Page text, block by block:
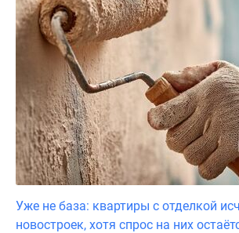
Уже не база: квартиры с отделкой
новостроек, хотя спрос на них